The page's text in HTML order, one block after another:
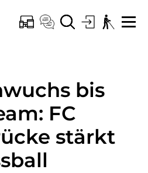
ONLINE-SCHALTER
KONTAKT
SUCHELOGIN
bis
FC
stärkt